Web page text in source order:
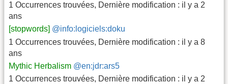
1 Occurrences trouvées, Dernière modification : il y a 2
ans
[stopwords] @info:logiciels:doku
1 Occurrences trouvées, Dernière modification : il y a 8
ans
Mythic Herbalism @en:jdr:ars5
1 Occurrences trouvées, Dernière modification : il y a 2